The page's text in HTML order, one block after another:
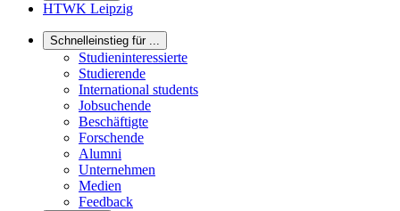
HTWK Leipzig
Schnelleinstieg für ...
Studieninteressierte
Studierende
International students
Jobsuchende
Beschäftigte
Forschende
Alumni
Unternehmen
Medien
Feedback